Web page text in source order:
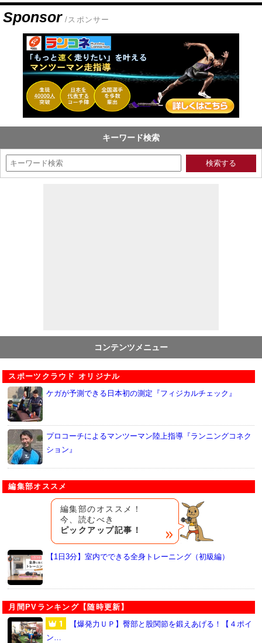
Sponsor /スポンサー
キーワード検索
コンテンツメニュー
スポーツクラウド オリジナル
ケガが予測できる日本初の測定『フィジカルチェック』
プロコーチによるマンツーマン陸上指導『ランニングコネク
ション』
編集部オススメ
編集部のオススメ！
今、読むべき
ピックアップ記事！
【1日3分】室内でできる全身トレーニング（初級編）
月間PVランキング【随時更新】
【爆発力ＵＰ】臀部と股関節を鍛えあげる！【４ポイ
ン…